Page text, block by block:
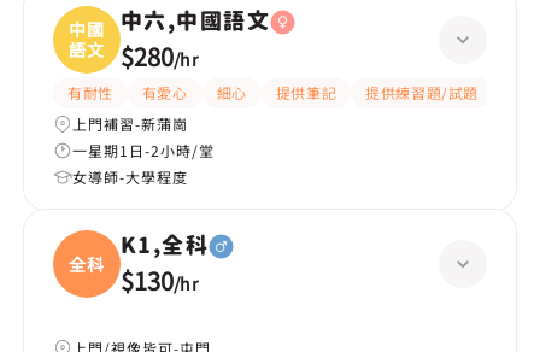
中國
語文
中六,中國語文
$280/hr
有耐性 有愛心 細心 提供筆記 提供練習題/試題
上門補習-新蒲崗
一星期1日-2小時/堂
女導師-大學程度
全科
K1,全科
$130/hr
上門/視像皆可-屯門